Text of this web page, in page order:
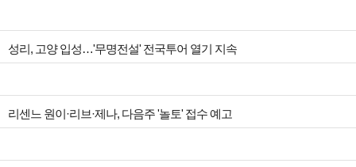
성리, 고양 입성…'무명전설' 전국투어 열기 지속
리센느 원이·리브·제나, 다음주 '놀토' 접수 예고